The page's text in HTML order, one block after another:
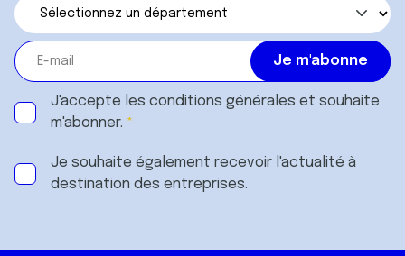
J'accepte les conditions générales et souhaite
m'abonner.
Je souhaite également recevoir l'actualité à
destination des entreprises.